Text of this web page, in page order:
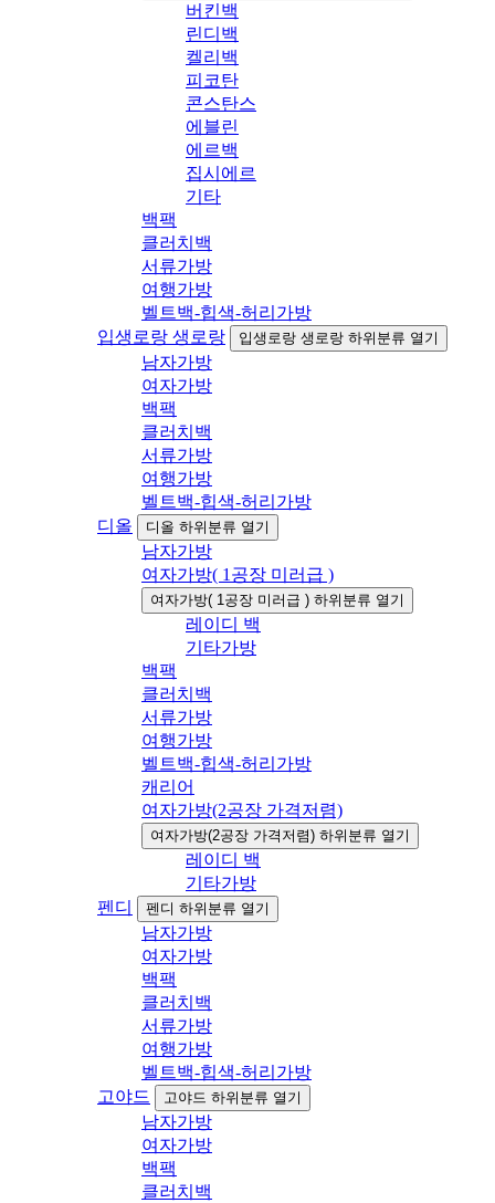
버킨백
린디백
켈리백
피코탄
콘스탄스
에블린
에르백
집시에르
기타
백팩
클러치백
서류가방
여행가방
벨트백-힙색-허리가방
입생로랑 생로랑
입생로랑 생로랑 하위분류 열기
남자가방
여자가방
백팩
클러치백
서류가방
여행가방
벨트백-힙색-허리가방
디올
디올 하위분류 열기
남자가방
여자가방( 1공장 미러급 )
여자가방( 1공장 미러급 ) 하위분류 열기
레이디 백
기타가방
백팩
클러치백
서류가방
여행가방
벨트백-힙색-허리가방
캐리어
여자가방(2공장 가격저렴)
여자가방(2공장 가격저렴) 하위분류 열기
레이디 백
기타가방
펜디
펜디 하위분류 열기
남자가방
여자가방
백팩
클러치백
서류가방
여행가방
벨트백-힙색-허리가방
고야드
고야드 하위분류 열기
남자가방
여자가방
백팩
클러치백